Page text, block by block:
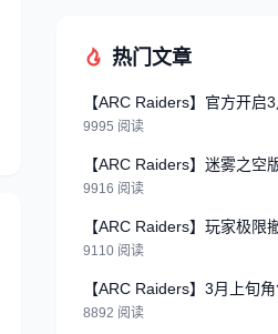
热门文章
【ARC Raiders】官方开启
9995 阅读
【ARC Raiders】迷雾之空
9916 阅读
【ARC Raiders】玩家极限
9110 阅读
【ARC Raiders】3月上旬
8892 阅读